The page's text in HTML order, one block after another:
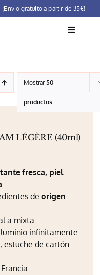
¡Envio gratuito a partir de 35€!
Toggle
Mostrar50
productos
LÉGÈRE (40ml)
fresca, piel
deorigen
a mixta
infinitamente
estuche de cartón